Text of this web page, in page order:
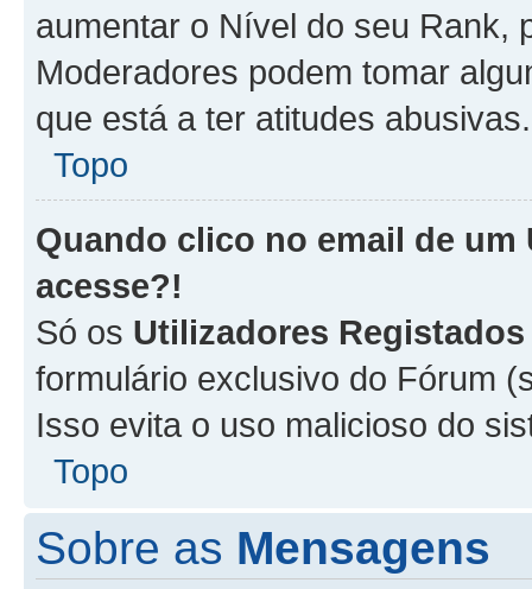
aumentar o Nível do seu Rank,
Moderadores podem tomar
que está a ter atitudes abusivas.
Topo
Quando clico no email de um
acesse?!
Só os Utilizadores Registados
formulário exclusivo do Fórum
Isso evita o uso malicioso do
Topo
Sobre as Mensagens